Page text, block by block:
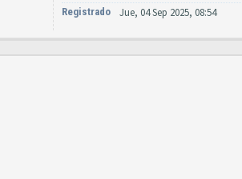
Registrado Jue, 04 Sep 2025, 08:54